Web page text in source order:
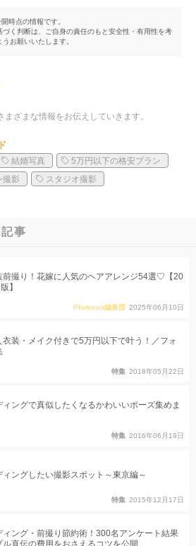
時点の情報です。
く判断は、ご自身の責任のもと安全性・有用性を考
お願いいたします。
ざまな情報をお伝えしていきます。
結婚写真
5万円以下の格安プラン
撮影 スタジオ撮影
事
前撮り！花嫁に人気のヘアアレンジ54選♡【20
】
Photorait編集部 2025年06月10日
衣装・メイク付きで5万円以下で叶う！／フォ
特集 2018年05月22日
ィングで真似したくなるかわいいポーズ集めま
特集 2016年06月19日
ィングしたい撮影スポット～東京編～
特集 2015年12月17日
ィング・前撮り節約術！300名アンケート結果
ル直伝の費用をおさえるコツを公開